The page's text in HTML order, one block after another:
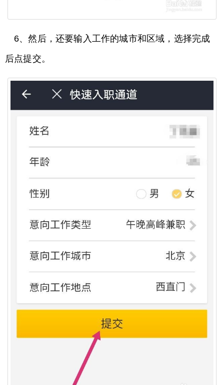
6、然后，还要输入工作的城市和区域，选择完成
后点提交。